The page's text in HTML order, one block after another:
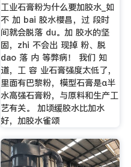
工业石膏粉为什么要加胶水_如
不 加 bai 胶水樱昌，过 段时
间就会脱落 du。加 胶水的坚
固，zhi 不会出 现掉 粉、脱
dao 落 内 等弊病！ 我们 知
道，工 容 业石膏强度太低了，
里面有巴黎粉，模型石膏是α半
水高强石膏粉，与原料和生产工
艺有关。 加顷缓胶水比加水
好，加胶水雀颂